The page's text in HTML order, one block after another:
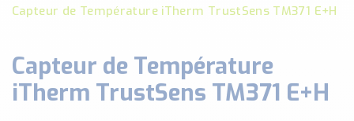
DETECTION
SECURITE MACHINE
ENREGISTREUR + ACQUISITION DE DONNEES
Voir toutes les catégories …
Capteur de Température iTherm TrustSens TM371 E+H
Capteur de Température
iTherm TrustSens TM371 E+H